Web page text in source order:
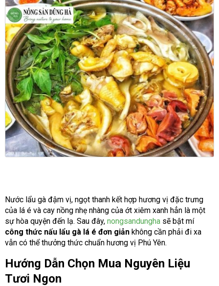
Nước lẩu gà đậm vị, ngọt thanh kết hợp hương vị đặc trưng
của lá é và cay nồng nhẹ nhàng của ớt xiêm xanh hẳn là một
sự hòa quyện đến lạ. Sau đây, nongsandungha sẽ bật mí
công thức nấu lẩu gà lá é đơn giản không cần phải đi xa
vẫn có thể thưởng thức chuẩn hương vị Phú Yên.
Hướng Dẫn Chọn Mua Nguyên Liệu
Tươi Ngon